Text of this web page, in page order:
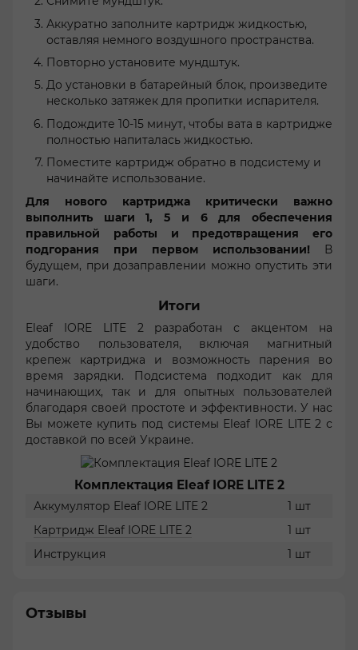
Аккуратно заполните картридж жидкостью,
оставляя немного воздушного пространства.
Повторно установите мундштук.
До установки в батарейный блок, произведите
несколько затяжек для пропитки испарителя.
Подождите 10-15 минут, чтобы вата в картридже
полностью напиталась жидкостью.
Поместите картридж обратно в подсистему и
начинайте использование.
Для нового картриджа критически важно
выполнить шаги 1, 5 и 6 для обеспечения
правильной работы и предотвращения его
подгорания при первом использовании! В
будущем, при дозаправлении можно опустить эти
шаги.
Итоги
Eleaf IORE LITE 2 разработан с акцентом на
удобство пользователя, включая магнитный
крепеж картриджа и возможность парения во
время зарядки. Подсистема подходит как для
начинающих, так и для опытных пользователей
благодаря своей простоте и эффективности. У нас
Вы можете купить под системы Eleaf IORE LITE 2 с
доставкой по всей Украине.
Комплектация Eleaf IORE LITE 2
Аккумулятор Eleaf IORE LITE 2
1 шт
Картридж Eleaf IORE LITE 2
1 шт
Инструкция
1 шт
Отзывы